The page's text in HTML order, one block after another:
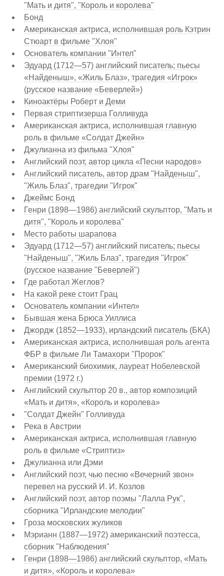
"Мать и дитя", "Король и королева"
Бонд
Американская актриса, исполнившая роль Кэтрин
Стюарт в фильме "Хлоя"
Основатель компании "Интел"
Эдуард (1712—57) английский писатель; пьесы
«Найденыш», «Жиль Блаз», трагедия «Игрок»
(русское название «Беверлей»)
Киноактёры Роберт и Деми
Первая стриптизерша Голливуда
Американская актриса, исполнившая главную
роль в фильме «Солдат Джейн»
Джулианна из фильма "Хлоя"
Английский поэт, автор цикла «Песни народов»
Английский писатель, автор драм "Найденыш",
"Жиль Блаз", трагедии "Игрок"
Джеймс Бонд
Генри (1898—1986) английский скульптор, "Мать и
дитя", "Король и королева"
Место работы шарапова
Эдуард (1712—57) английский писатель; пьесы
"Найденыш", "Жиль Блаз", трагедия "Игрок"
(русское название "Беверлей")
Где работал Жеглов?
На какой реке стоит Грац
Основатель компании «Интел»
Бывшая жена Брюса Уиллиса
Джордж (1852—1933), ирландский писатель (БКА)
Американская актриса, исполнившая роль агента
ФБР в фильме Ли Тамахори "Пророк"
Американский биохимик, лауреат Нобелевской
премии (1972 г.)
Английский скульптор 20 в., автор композиций
«Мать и дитя», «Король и королева»
"Солдат Джейн" Голливуда
Река в Австрии
Американская актриса, исполнившая главную
роль в фильме «Стриптиз»
Джулианна или Дэми
Английский поэт, чью песню «Вечерний звон»
перевел на русский И. И. Козлов
Английский поэт, автор поэмы "Лалла Рук",
сборника "Ирландские мелодии"
Гроза московских жуликов
Мэрианн (1887—1972) американский поэтесса,
сборник "Наблюдения"
Генри (1898—1986) английский скульптор, «Мать
и дитя», «Король и королева»